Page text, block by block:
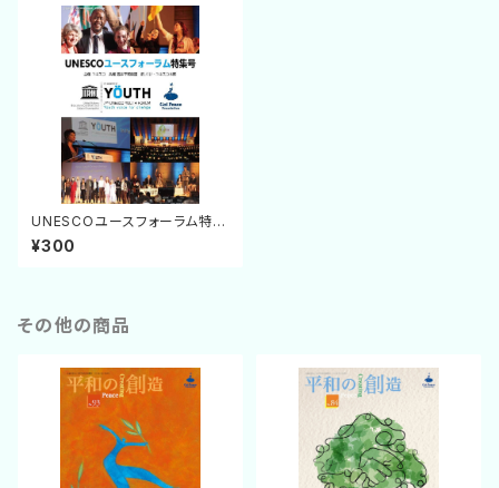
UNESCOユースフォーラム特集
号
¥300
その他の商品